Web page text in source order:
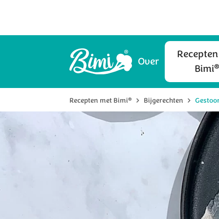
Over
Bimi
Recepten met Bimi® Bijgerechten